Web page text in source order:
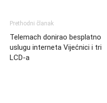
Prethodni članak
Telemach donirao besplatno
uslugu interneta Vijećnici i tri
LCD-a